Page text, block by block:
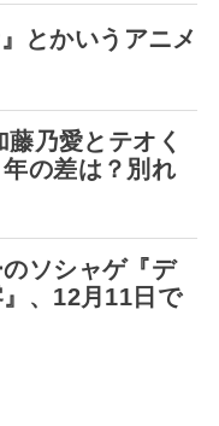
とかいうアニメ
藤乃愛とテオく
の差は？別れ
のソシャゲ『デ
、12月11日で